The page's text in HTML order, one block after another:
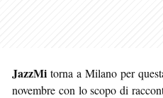
JazzMi torna a Milano per
novembre con lo scopo di